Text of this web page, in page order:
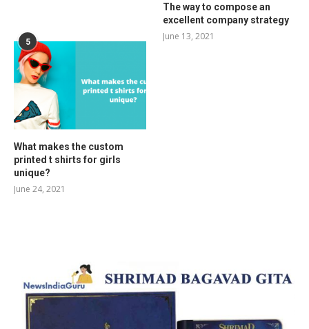
The way to compose an
excellent company strategy
June 13, 2021
5
What makes the custom
printed t shirts for girls
unique?
June 24, 2021